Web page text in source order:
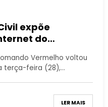
expõe
do
Vermelho voltou
terça-feira (28),…
LER MAIS